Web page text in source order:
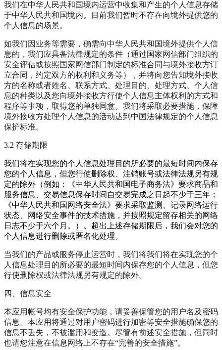
我们在中华人民共和国境内运营中收集和产生的个人信息存储
于中华人民共和国境内。目前我们暂时不存在向境外提供您的
个人信息的场景。
如我们因业务等需要，确需向中华人民共和国境外提供个人信
息的，我们应具备法律规定的条件（通过国家网信部门组织的
安全评估或按照国家网信部门制定的标准合同与境外接收方订
立合同，约定双方的权利和义务等），并将向您告知境外接收
方的名称或者姓名、联系方式、处理目的、处理方式、个人信
息的种类以及您向境外接收方行使个人信息主体权利的方式和
程序等事项，取得您的单独同意。我们将采取必要措施，保障
境外接收方处理个人信息的活动达到中国法律规定的个人信息
保护标准。
3.2 存储期限
我们将在实现您的个人信息处理目的所必要的最短时间内保存
您的个人信息，但您行使删除权、注销账号或法律法规另有规
定的除外（例如：《中华人民共和国电子商务法》要求商品和
服务信息、交易信息保存时间自交易完成之日起不少于三年；
《中华人民共和国网络安全法》要求采取监测、记录网络运行
状态、网络安全事件的技术措施，并按照规定留存相关的网络
日志不少于六个月。）。超出上述存储期限后，我们会对您的
个人信息进行删除或匿名化处理。
当我们的产品或服务停止运营时，我们将我们将在实现您的个
人信息处理目的所必要的最短时间内保存您的个人信息，但您
行使删除权或法律法规另有规定的除外。
四、信息安全
本应用帐号均有安全保护功能，请妥善保管您的用户名及密码
信息。本应用将通过对用户密码进行加密等安全措施确保您的
信息不丢失，不被滥用和变造。尽管有前述安全措施，但同时
也请您注意在信息网络上不存在“完善的安全措施”。